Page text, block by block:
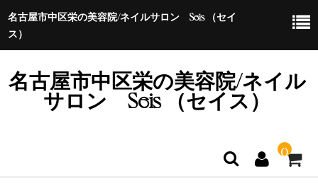
名古屋市中区栄の美容院/ネイルサロン Seis （セイ
ス）
名古屋市中区栄の美容院/ネイル
サロン Seis （セイス）
0